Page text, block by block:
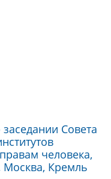
Совета
человека,
Москва, Кремль